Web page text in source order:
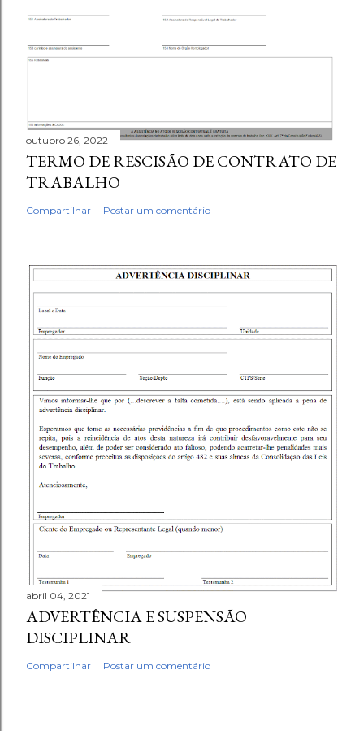
outubro 26, 2022
TERMO DE RESCISÃO DE CONTRATO DE
TRABALHO
Compartilhar Postar um comentário
abril 04, 2021
ADVERTÊNCIA E SUSPENSÃO
DISCIPLINAR
Compartilhar Postar um comentário